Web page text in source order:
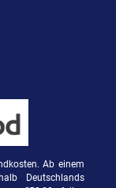
Ab einem
Deutschlands